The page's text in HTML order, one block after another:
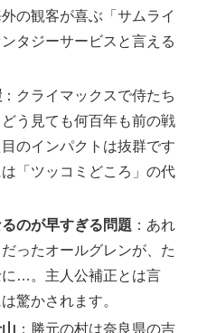
の観客が喜ぶ「サムライ
タジーサービスと言える
：クライマックスで侍たち
う見ても何百年も前の戦
のインパクトは抜群です
「ツッコミどころ」の代
のが早すぎる問題 ：あれ
ったオールグレンが、た
…。主人公補正とは言
驚かされます。
：勝元の村は奈良県の吉